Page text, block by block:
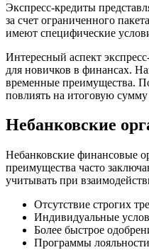
Экспресс-кредиты
за счет ограниченного
имеют специфические
Интересный аспект
для новичков в финансах.
временные преимущества.
повлиять на итоговую сумму
Небанковские
Небанковские финансовые
преимущества часто
учитывать при
Отсутствие строгих
Индивидуальные
Более быстрое
Программы